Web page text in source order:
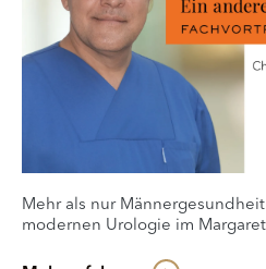
Mehr als nur
modernen Urologie im